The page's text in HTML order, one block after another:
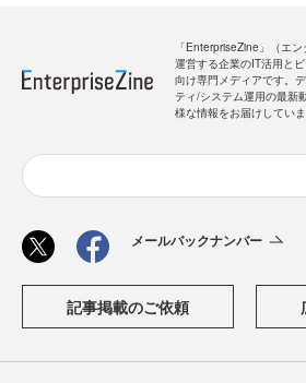
「EnterpriseZine」（エ
運営する企業のIT活用と
向け専門メディアです。
ティ/システム運用の最新
様な情報をお届けしていま
メールバックナンバー
記事掲載のご依頼